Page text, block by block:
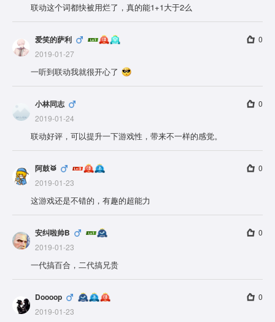
联动这个词都快被用烂了，真的能1+1大于2么
爱笑的萨利
2019-01-27
0
一听到联动我就很开心了
小林同志
2019-01-24
0
联动好评，可以提升一下游戏性，带来不一样的感觉。
阿鼓🥁
2019-01-23
0
这游戏还是不错的，有趣的超能力
安纠啦帅B
2019-01-23
0
一代搞百合，二代搞兄贵
Doooop
2019-01-23
0